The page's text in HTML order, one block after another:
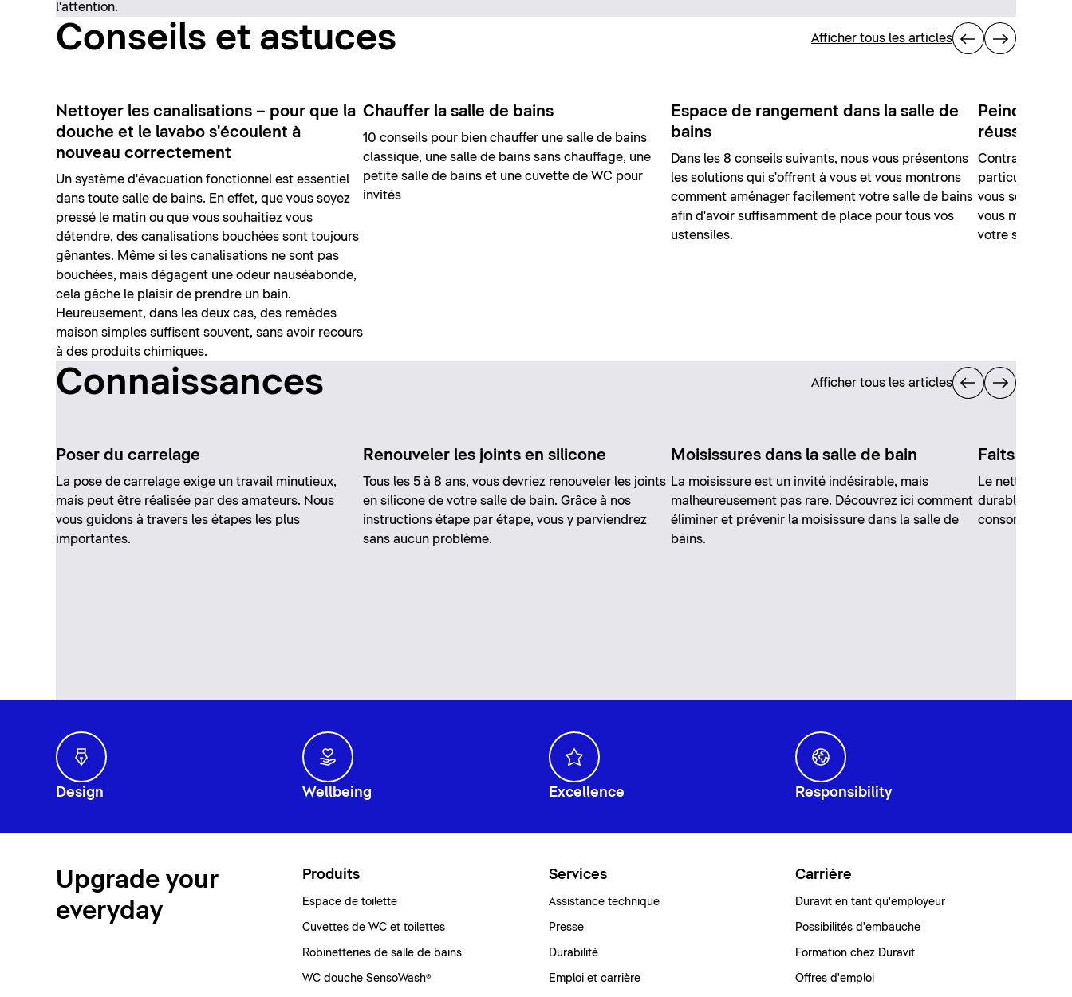
l'attention.
Conseils et astuces Afficher tous les articles
Nettoyer les canalisations – pour que la
douche et le lavabo s'écoulent à
nouveau correctement
Un système d'évacuation fonctionnel est essentiel
dans toute salle de bains. En effet, que vous soyez
pressé le matin ou que vous souhaitiez vous
détendre, des canalisations bouchées sont toujours
gênantes. Même si les canalisations ne sont pas
bouchées, mais dégagent une odeur nauséabonde,
cela gâche le plaisir de prendre un bain.
Heureusement, dans les deux cas, des remèdes
maison simples suffisent souvent, sans avoir recours
à des produits chimiques.
Chauffer la salle de bains
10 conseils pour bien chauffer une salle de bains
classique, une salle de bains sans chauffage, une
petite salle de bains et une cuvette de WC pour
invités
Espace de rangement dans la salle de
bains
Dans les 8 conseils suivants, nous vous présentons
les solutions qui s'offrent à vous et vous montrons
comment aménager facilement votre salle de bains
afin d'avoir suffisamment de place pour tous vos
ustensiles.
Peindre la
réussir
Contrairement
particularités
vous souhaitez
vous montrons
votre salle de
Connaissances Afficher tous les articles
Poser du carrelage
La pose de carrelage exige un travail minutieux,
mais peut être réalisée par des amateurs. Nous
vous guidons à travers les étapes les plus
importantes.
Renouveler les joints en silicone
Tous les 5 à 8 ans, vous devriez renouveler les joints
en silicone de votre salle de bain. Grâce à nos
instructions étape par étape, vous y parviendrez
sans aucun problème.
Moisissures dans la salle de bain
La moisissure est un invité indésirable, mais
malheureusement pas rare. Découvrez ici comment
éliminer et prévenir la moisissure dans la salle de
bains.
Faits sur le
Le nettoyage à
durablement le
consommation
Design Wellbeing Excellence Responsibility
Upgrade your
everyday
Produits
Espace de toilette
Cuvettes de WC et toilettes
Robinetteries de salle de bains
WC douche SensoWash®
Services
Assistance technique
Presse
Durabilité
Emploi et carrière
Carrière
Duravit en tant qu'employeur
Possibilités d'embauche
Formation chez Duravit
Offres d'emploi